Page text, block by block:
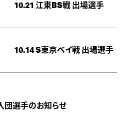
10.21 江東BS戦 出場選手
10.14 S東京ベイ戦 出場選手
団選手のお知らせ